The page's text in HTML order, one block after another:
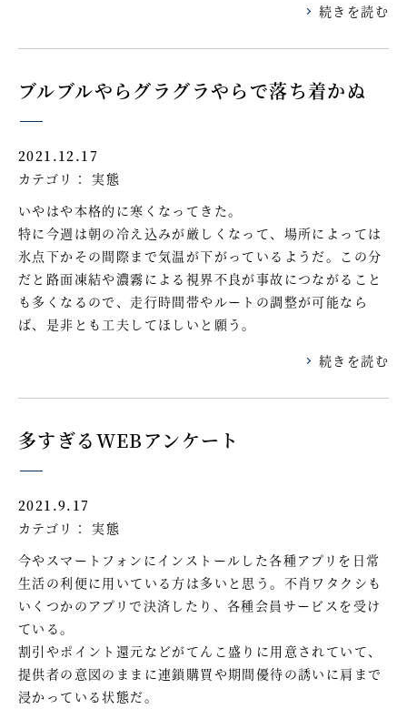
続きを読む
ブルブルやらグラグラやらで落ち着かぬ
2021.12.17
カテゴリ： 実態
いやはや本格的に寒くなってきた。
特に今週は朝の冷え込みが厳しくなって、場所によっては
氷点下かその間際まで気温が下がっているようだ。この分
だと路面凍結や濃霧による視界不良が事故につながること
も多くなるので、走行時間帯やルートの調整が可能なら
ば、是非とも工夫してほしいと願う。
続きを読む
多すぎるWEBアンケート
2021.9.17
カテゴリ： 実態
今やスマートフォンにインストールした各種アプリを日常
生活の利便に用いている方は多いと思う。不肖ワタクシも
いくつかのアプリで決済したり、各種会員サービスを受け
ている。
割引やポイント還元などがてんこ盛りに用意されていて、
提供者の意図のままに連鎖購買や期間優待の誘いに肩まで
浸かっている状態だ。